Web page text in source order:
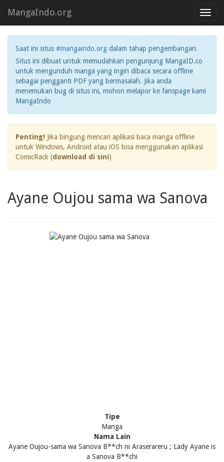
MangaIndo.org
Saat ini situs #mangaindo.org dalam tahap pengembangan.
Situs ini dibuat untuk memudahkan pengunjung MangaID.co
untuk mengunduh manga yang ingin dibaca secara offline
sebagai pengganti PDF yang bermasalah. Jika anda
menemukan bug di situs ini, mohon melapor ke fanspage kami
MangaIndo
Penting! Jika bingung mencari aplikasi baca manga offline
untuk Windows, Android atau iOS bisa menggunakan aplikasi
ComicRack (download di sini)
Ayane Oujou sama wa Sanova
Tipe
Manga
Nama Lain
Ayane Oujou-sama wa Sanova B**ch ni Araserareru ; Lady Ayane is
a Sanova B**chi